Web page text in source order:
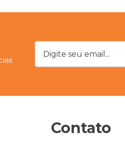
Digite seu email...
Contato